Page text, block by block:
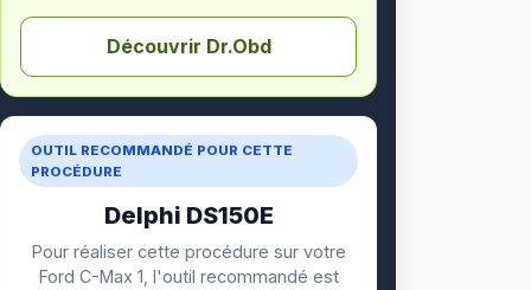
OUTIL RECOMMANDÉ POUR CETTE
PROCÉDURE
Delphi DS150E
Pour réaliser cette procédure sur votre
Ford C-Max 1, l'outil recommandé est
Découvrir Dr.Obd